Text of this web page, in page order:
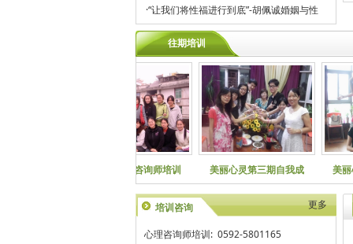
·“让我们将性福进行到底”-胡佩诚婚姻与性
往期培训
第三期心理咨询师培训 美丽心灵第三期自我成
培训咨询 更多
心理咨询师培训: 0592-5801165